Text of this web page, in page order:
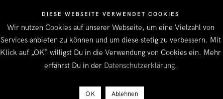
DIESE WEBSEITE VERWENDET COOKIES
Wir nutzen Cookies auf unserer Webseite, um eine Vielzahl von
Services anbieten zu können und um diese stetig zu verbessern. Mit
Klick auf „OK“ willigst Du in die Verwendung von Cookies ein. Mehr
erfährst Du in der Datenschutzerklärung.
OK Ablehnen